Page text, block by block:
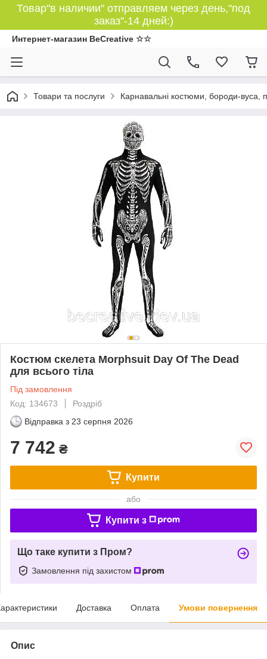
Товар"в наличии" отправляем через день,"под
заказ"-14 дней:)
Интернет-магазин BeCreative ☆☆
Товари та послуги Карнавальні костюми, бороди-вуса,
Костюм скелета Morphsuit Day Of The Dead
для всього тіла
Під замовлення
Код: 134673
Роздріб
Відправка з 23 серпня 2026
7 742 ₴
Купити
або
Купити з
Що таке купити з Пром?
Замовлення під захистом
Доставка Оплата Умови повернення
Опис